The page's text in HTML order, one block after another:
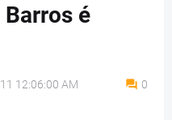
é
12:06:00 AM 0